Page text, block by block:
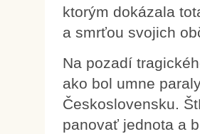
ktorým dokázala
a smrťou svojich
Na pozadí
ako bol umne
Československu.
panovať jednota a